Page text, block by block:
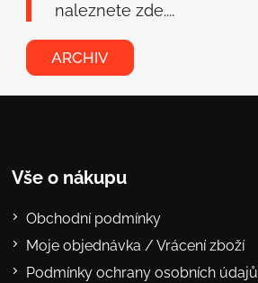
naleznete zde....
ARCHIV
Vše o nákupu
Obchodní podmínky
Moje objednávka / Vrácení zboží
Podmínky ochrany osobních údajů